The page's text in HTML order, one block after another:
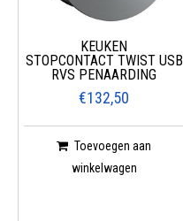
KEUKEN
STOPCONTACT TWIST USB
RVS PENAARDING
€132,50
Toevoegen aan
winkelwagen